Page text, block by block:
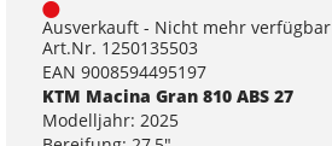
Ausverkauft - Nicht mehr verfügbar
Art.Nr. 1250135503
EAN 9008594495197
KTM Macina Gran 810 ABS 27
Modelljahr: 2025